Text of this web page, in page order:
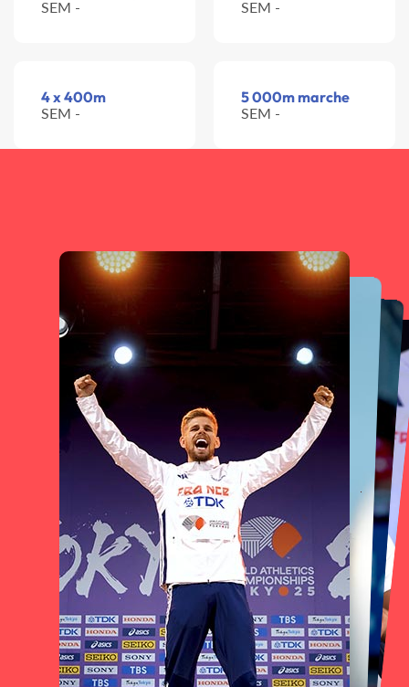
SEM - SEM -
4 x 400m
SEM -
5 000m marche
SEM -